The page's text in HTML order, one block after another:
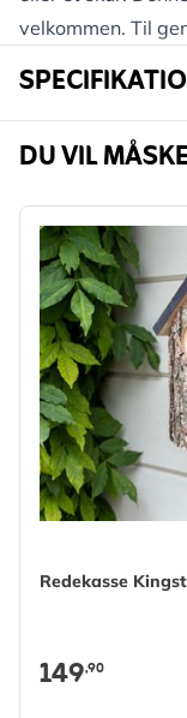
velkommen. Til
Varenummer
Bredde
Højde
Længde
Vægt
Egnet
dyreliv
Egnet til
Læs mere
DU VIL
Redekasse
149,90